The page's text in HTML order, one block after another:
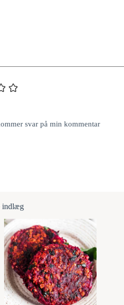
svar på min kommentar
indlæg